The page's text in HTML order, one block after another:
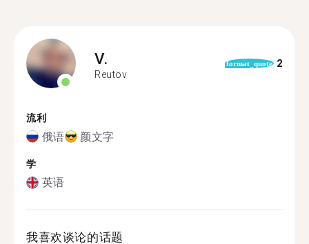
V.
Reutov
format_quote 2
流利
俄语 颜文字
学
英语
我喜欢谈论的话题